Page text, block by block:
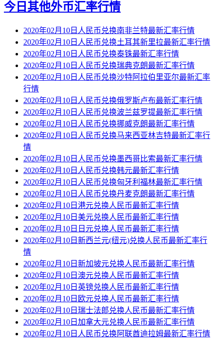
今日其他外币汇率行情
2020年02月10日人民币兑换南非兰特最新汇率行情
2020年02月10日人民币兑换土耳其新里拉最新汇率行情
2020年02月10日人民币兑换泰铢最新汇率行情
2020年02月10日人民币兑换瑞典克朗最新汇率行情
2020年02月10日人民币兑换沙特阿拉伯里亚尔最新汇率
行情
2020年02月10日人民币兑换俄罗斯卢布最新汇率行情
2020年02月10日人民币兑换波兰兹罗提最新汇率行情
2020年02月10日人民币兑换挪威克朗最新汇率行情
2020年02月10日人民币兑换马来西亚林吉特最新汇率行
情
2020年02月10日人民币兑换墨西哥比索最新汇率行情
2020年02月10日人民币兑换韩元最新汇率行情
2020年02月10日人民币兑换匈牙利福林最新汇率行情
2020年02月10日人民币兑换丹麦克朗最新汇率行情
2020年02月10日港元兑换人民币最新汇率行情
2020年02月10日美元兑换人民币最新汇率行情
2020年02月10日日元兑换人民币最新汇率行情
2020年02月10日新西兰元(纽元)兑换人民币最新汇率行
情
2020年02月10日新加坡元兑换人民币最新汇率行情
2020年02月10日澳元兑换人民币最新汇率行情
2020年02月10日英镑兑换人民币最新汇率行情
2020年02月10日欧元兑换人民币最新汇率行情
2020年02月10日瑞士法郎兑换人民币最新汇率行情
2020年02月10日加拿大元兑换人民币最新汇率行情
2020年02月10日人民币兑换阿联酋迪拉姆最新汇率行情